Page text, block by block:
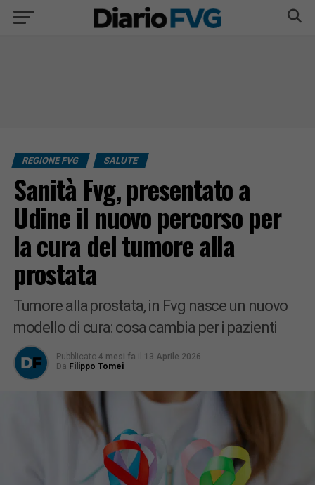
REGIONE FVG SALUTE
Sanità Fvg, presentato a
Udine il nuovo percorso per
la cura del tumore alla
prostata
Tumore alla prostata, in Fvg nasce un nuovo
modello di cura: cosa cambia per i pazienti
Pubblicato 4 mesi fa il 13 Aprile 2026
Da Filippo Tomei